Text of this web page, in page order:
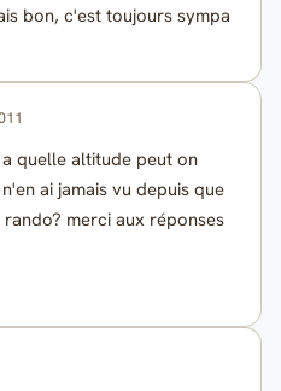
bon, c'est toujours sympa
quelle altitude peut on
ai jamais vu depuis que
merci aux réponses